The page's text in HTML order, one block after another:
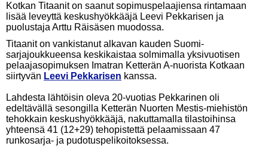
Kotkan Titaanit on saanut sopimuspelaajiensa rintamaan
lisää leveyttä keskushyökkääjä Leevi Pekkarisen ja
puolustaja Arttu Räisäsen muodossa.
Titaanit on vankistanut alkavan kauden Suomi-
sarjajoukkueensa keskikaistaa solmimalla yksivuotisen
pelaajasopimuksen Imatran Ketterän A-nuorista Kotkaan
siirtyvän Leevi Pekkarisen kanssa.
Lahdesta lähtöisin oleva 20-vuotias Pekkarinen oli
edeltävällä sesongilla Ketterän Nuorten Mestis-miehistön
tehokkain keskushyökkääjä, nakuttamalla tilastoihinsa
yhteensä 41 (12+29) tehopistettä pelaamissaan 47
runkosarja- ja pudotuspelikoitoksessa.